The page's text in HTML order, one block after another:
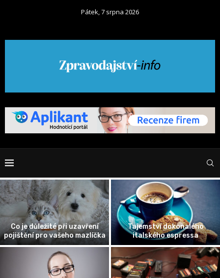
Pátek, 7 srpna 2026
Co je důležité při uzavření
pojištění pro vašeho mazlíčka
Tajemství dokonalého
italského espressa